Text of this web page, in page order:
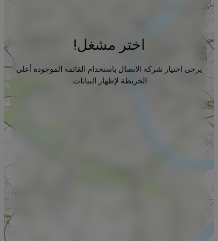
اختر مشغل!
يرجى اختيار شركة الاتصال باستخدام القائمة الموجودة أعلى
الخريطة لإظهار البيانات.